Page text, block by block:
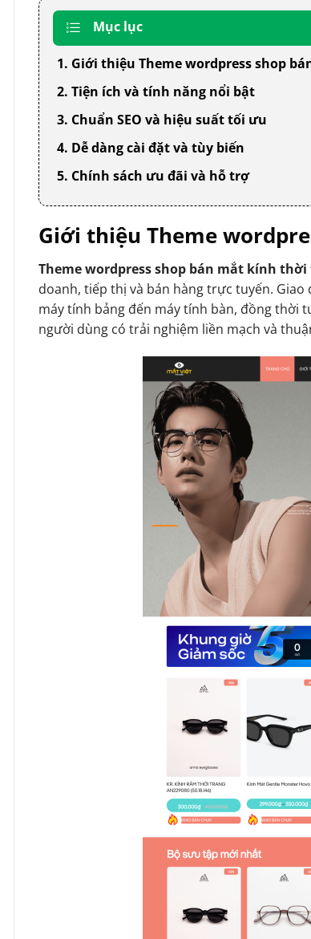
Mục lục
1. Giới thiệu Theme wordpress shop
2. Tiện ích và tính năng nổi bật
3. Chuẩn SEO và hiệu suất tối ưu
4. Dễ dàng cài đặt và tùy biến
5. Chính sách ưu đãi và hỗ trợ
Giới thiệu Theme
Theme wordpress shop bán mắt kính
doanh, tiếp thị và bán hàng trực tuyến.
máy tính bảng đến máy tính bàn, đồng thời
người dùng có trải nghiệm liền mạch và